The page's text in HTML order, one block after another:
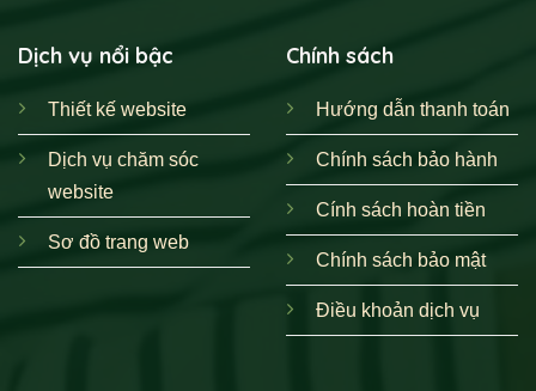
Dịch vụ nổi bậc
Thiết kế website
Dịch vụ chăm sóc
website
Sơ đồ trang web
Chính sách
Hướng dẫn thanh toán
Chính sách bảo hành
Cính sách hoàn tiền
Chính sách bảo mật
Điều khoản dịch vụ